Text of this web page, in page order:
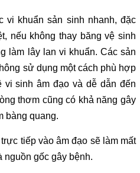
vi khuẩn sản sinh nhanh, đặc
nếu không thay băng vệ sinh
làm lây lan vi khuẩn. Các sản
sử dụng một cách phù hợp
vi sinh âm đạo và dễ dẫn đến
thơm cũng có khả năng gây
bàng quang.
tiếp vào âm đạo sẽ làm mất
nguồn gốc gây bệnh.